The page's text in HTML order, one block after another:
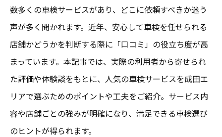
数多くの車検サービスがあり、どこに依頼すべきか迷う
声が多く聞かれます。近年、安心して車検を任せられる
店舗かどうかを判断する際に「口コミ」の役立ち度が高
まっています。本記事では、実際の利用者から寄せられ
た評価や体験談をもとに、人気の車検サービスを成田エ
リアで選ぶためのポイントや工夫をご紹介。サービス内
容や店舗ごとの強みが明確になり、満足できる車検選び
のヒントが得られます。